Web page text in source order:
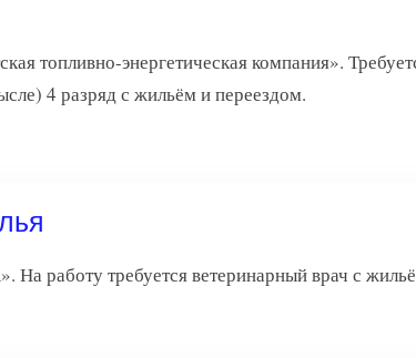
топливно-энергетическая компания».
4 разряд с жильём и переездом.
требуется ветеринарный врач с